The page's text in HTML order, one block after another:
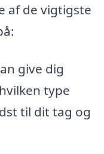
af de vigtigste
give dig
type
til dit tag og